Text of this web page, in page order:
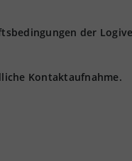
der
Kontaktaufnahme.